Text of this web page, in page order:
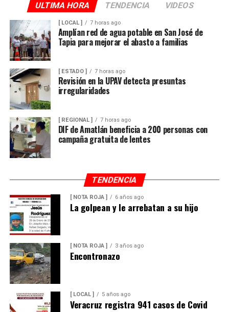
ULTIMA HORA TENDENCIA VIDEOS
[ LOCAL ] 7 horas ago
Amplían red de agua potable en San José de
Tapia para mejorar el abasto a familias
[ ESTADO ] 7 horas ago
Revisión en la UPAV detecta presuntas
irregularidades
[ REGIONAL ] 7 horas ago
DIF de Amatlán beneficia a 200 personas con
campaña gratuita de lentes
TENDENCIA
[ NOTA ROJA ] 6 años ago
La golpean y le arrebatan a su hijo
[ NOTA ROJA ] 3 años ago
Encontronazo
[ LOCAL ] 5 años ago
Veracruz registra 941 casos de Covid